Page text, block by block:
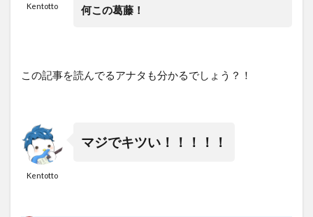
Kentotto
何この葛藤！
この記事を読んでるアナタも分かるでしょう？！
Kentotto
マジでキツい！！！！！